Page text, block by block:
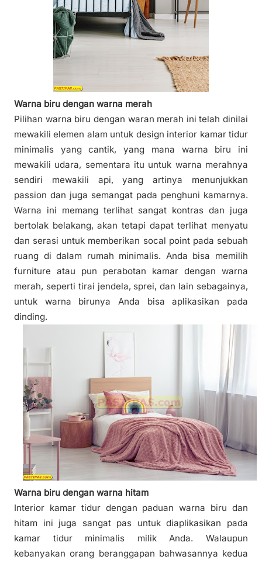
Warna biru dengan warna merah
Pilihan warna biru dengan waran merah ini telah dinilai
mewakili elemen alam untuk design interior kamar tidur
minimalis yang cantik, yang mana warna biru ini
mewakili udara, sementara itu untuk warna merahnya
sendiri mewakili api, yang artinya menunjukkan
passion dan juga semangat pada penghuni kamarnya.
Warna ini memang terlihat sangat kontras dan juga
bertolak belakang, akan tetapi dapat terlihat menyatu
dan serasi untuk memberikan socal point pada sebuah
ruang di dalam rumah minimalis. Anda bisa memilih
furniture atau pun perabotan kamar dengan warna
merah, seperti tirai jendela, sprei, dan lain sebagainya,
untuk warna birunya Anda bisa aplikasikan pada
dinding.
Warna biru dengan warna hitam
Interior kamar tidur dengan paduan warna biru dan
hitam ini juga sangat pas untuk diaplikasikan pada
kamar tidur minimalis milik Anda. Walaupun
kebanyakan orang beranggapan bahwasannya kedua